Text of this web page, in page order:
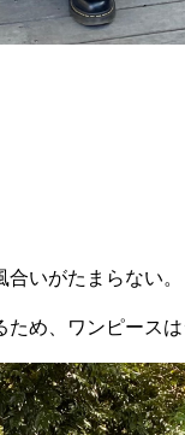
いがたまらない。
め、ワンピース